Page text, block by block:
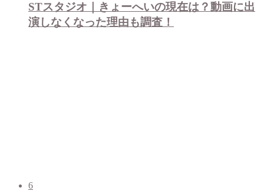
STスタジオ｜きょーへいの現在は？動画に出
演しなくなった理由も調査！
6